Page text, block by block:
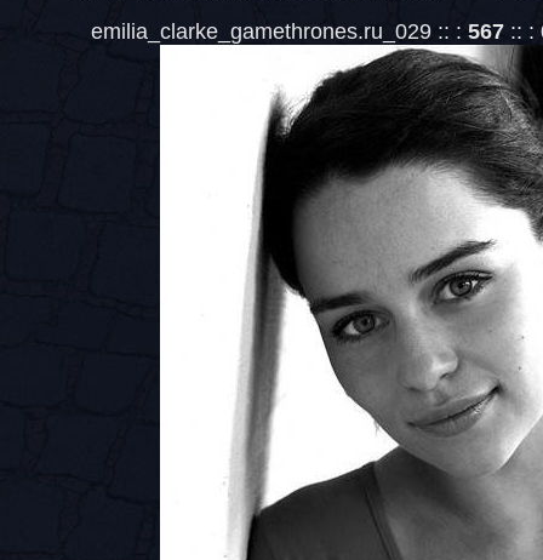
emilia_clarke_gamethrones.ru_029 :: : 567 :: :